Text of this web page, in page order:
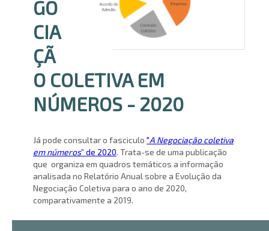
GO
CIA
ÇÃ
O COLETIVA EM
NÚMEROS - 2020
Já pode consultar o fasciculo "A Negociação coletiva
em números” de 2020. Trata-se de uma publicação
que organiza em quadros temáticos a informação
analisada no Relatório Anual sobre a Evolução da
Negociação Coletiva para o ano de 2020,
comparativamente a 2019.